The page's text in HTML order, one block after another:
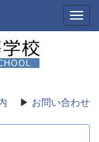
▶ お問い合わせ